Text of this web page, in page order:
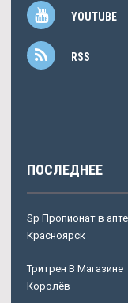
YOUTUBE
RSS
ПОСЛЕДНЕЕ
Sp Пропионат в
Красноярск
Тритрен В Магазине
Королёв